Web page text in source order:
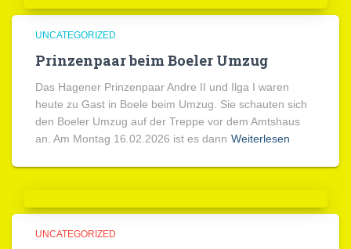
UNCATEGORIZED
Prinzenpaar beim Boeler Umzug
Das Hagener Prinzenpaar Andre II und Ilga I waren
heute zu Gast in Boele beim Umzug. Sie schauten sich
den Boeler Umzug auf der Treppe vor dem Amtshaus
an. Am Montag 16.02.2026 ist es dann Weiterlesen
UNCATEGORIZED